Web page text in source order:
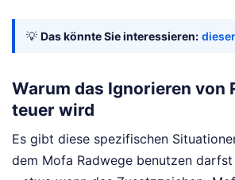
💡 Das könnte Sie interessieren:
Warum das Ignorieren von
teuer wird
Es gibt diese spezifischen
dem Mofa Radwege benutzen